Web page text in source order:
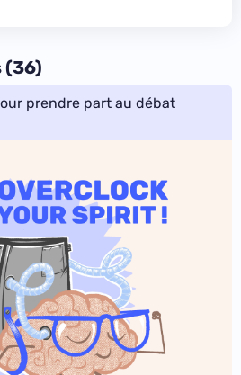
(36)
prendre part au débat